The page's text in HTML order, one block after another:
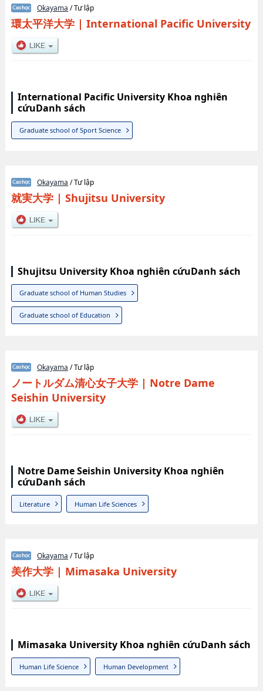
Okayama / Tư lập
環太平洋大学| International Pacific University
International Pacific University Khoa nghiên
cứuDanh sách
Graduate school of Sport Science
Okayama / Tư lập
就実大学| Shujitsu University
Shujitsu University Khoa nghiên cứuDanh sách
Graduate school of Human Studies
Graduate school of Education
Okayama / Tư lập
ノートルダム清心女子大学| Notre Dame
Seishin University
Notre Dame Seishin University Khoa nghiên
cứuDanh sách
Literature Human Life Sciences
Okayama / Tư lập
美作大学| Mimasaka University
Mimasaka University Khoa nghiên cứuDanh sách
Human Life Science Human Development